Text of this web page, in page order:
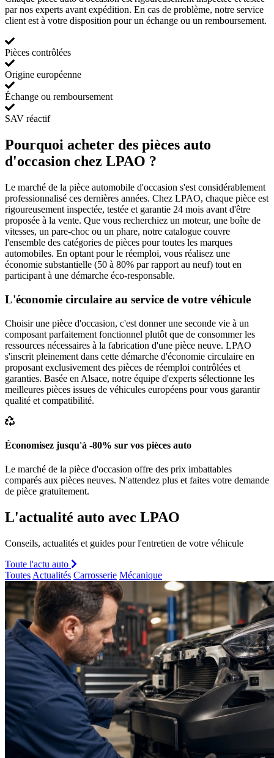
par nos experts avant expédition. En cas de problème, notre service
client est à votre disposition pour un échange ou un remboursement.
Pièces contrôlées
Origine européenne
Échange ou remboursement
SAV réactif
Pourquoi acheter des pièces auto
d'occasion chez LPAO ?
Le marché de la pièce automobile d'occasion s'est considérablement
professionnalisé ces dernières années. Chez LPAO, chaque pièce est
rigoureusement inspectée, testée et garantie 24 mois avant d'être
proposée à la vente. Que vous recherchiez un moteur, une boîte de
vitesses, un pare-choc ou un phare, notre catalogue couvre
l'ensemble des catégories de pièces pour toutes les marques
automobiles. En optant pour le réemploi, vous réalisez une
économie substantielle (50 à 80% par rapport au neuf) tout en
participant à une démarche éco-responsable.
L'économie circulaire au service de votre véhicule
Choisir une pièce d'occasion, c'est donner une seconde vie à un
composant parfaitement fonctionnel plutôt que de consommer les
ressources nécessaires à la fabrication d'une pièce neuve. LPAO
s'inscrit pleinement dans cette démarche d'économie circulaire en
proposant exclusivement des pièces de réemploi contrôlées et
garanties. Basée en Alsace, notre équipe d'experts sélectionne les
meilleures pièces issues de véhicules européens pour vous garantir
qualité et compatibilité.
Économisez jusqu'à -80% sur vos pièces auto
Le marché de la pièce d'occasion offre des prix imbattables
comparés aux pièces neuves. N'attendez plus et faites votre demande
de pièce gratuitement.
L'actualité auto avec LPAO
Conseils, actualités et guides pour l'entretien de votre véhicule
Toute l'actu auto
Toutes Actualités Carrosserie Mécanique